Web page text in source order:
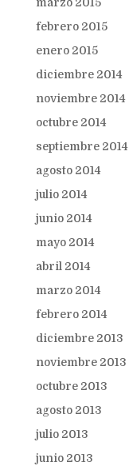
febrero 2015
enero 2015
diciembre 2014
noviembre 2014
octubre 2014
septiembre 2014
agosto 2014
julio 2014
junio 2014
mayo 2014
abril 2014
marzo 2014
febrero 2014
diciembre 2013
noviembre 2013
octubre 2013
agosto 2013
julio 2013
junio 2013